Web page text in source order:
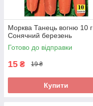
Морква Танець вогню 10 г
Сонячний березень
Готово до відправки
15 ₴ 19 ₴
Купити